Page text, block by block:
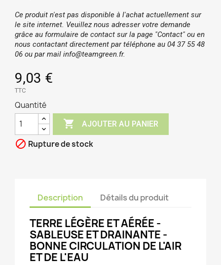
Ce produit n'est pas disponible à l'achat actuellement sur
le site internet. Veuillez nous adresser votre demande
grâce au formulaire de contact sur la page "Contact" ou en
nous contactant directement par téléphone au 04 37 55 48
06 ou par mail info@teamgreen.fr.
9,03 €
TTC
Quantité
 AJOUTER AU PANIER
 Rupture de stock
Description Détails du produit
TERRE LÉGÈRE ET AÉRÉE -
SABLEUSE ET DRAINANTE -
BONNE CIRCULATION DE L'AIR
ET DE L'EAU